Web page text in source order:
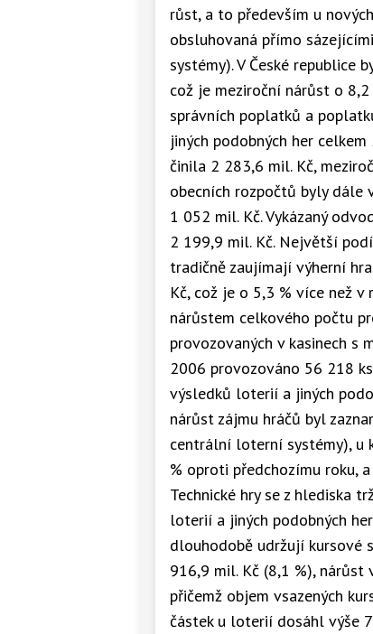
růst, a to především u
obsluhovaná přímo
systémy). V České republice
což je meziroční nárůst o
správních poplatků a
jiných podobných her
činila 2 283,6 mil. Kč,
obecních rozpočtů byly dále
1 052 mil. Kč. Vykázaný
2 199,9 mil. Kč. Největší
tradičně zaujímají výherní
Kč, což je o 5,3 % více než
nárůstem celkového počtu
provozovaných v kasinech s
2006 provozováno 56 218
výsledků loterií a jiných
nárůst zájmu hráčů byl
centrální loterní systémy), u
% oproti předchozímu roku,
Technické hry se z hlediska
loterií a jiných podobných
dlouhodobě udržují kursové
916,9 mil. Kč (8,1 %),
přičemž objem vsazených
částek u loterií dosáhl výše